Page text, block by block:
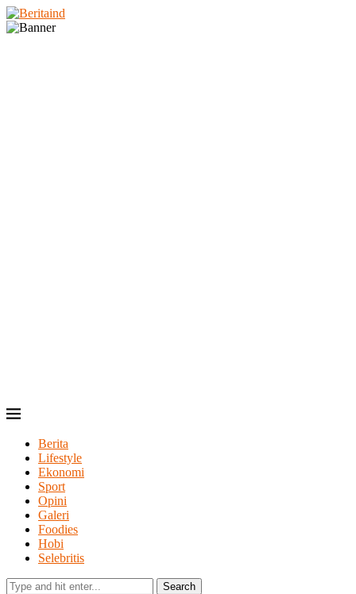
Berita
Lifestyle
Ekonomi
Sport
Opini
Galeri
Foodies
Hobi
Selebritis
Search